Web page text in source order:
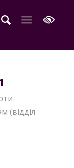
(відділ